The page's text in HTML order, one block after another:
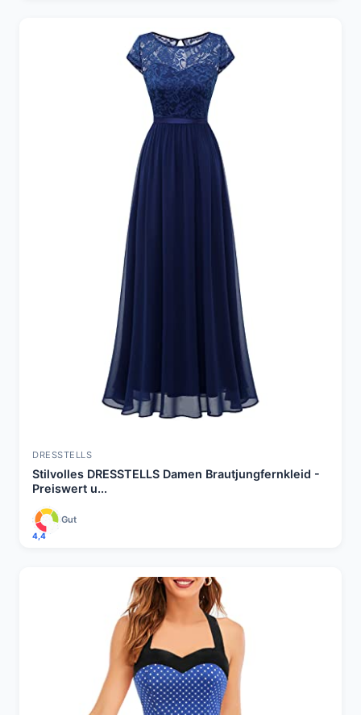
DRESSTELLS
Stilvolles DRESSTELLS Damen Brautjungfernkleid -
Preiswert u...
4,4
Gut